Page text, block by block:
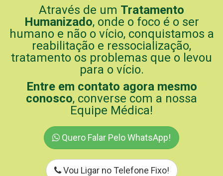
Através de um Tratamento
Humanizado, onde o foco é o ser
humano e não o vício, conquistamos a
reabilitação e ressocialização,
tratamento os problemas que o levou
para o vício.
Entre em contato agora mesmo
conosco, converse com a nossa
Equipe Médica!
Quero Falar Pelo WhatsApp!
Vou Ligar no Telefone Fixo!